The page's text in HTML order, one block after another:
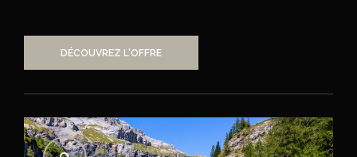
DÉCOUVREZ L'OFFRE